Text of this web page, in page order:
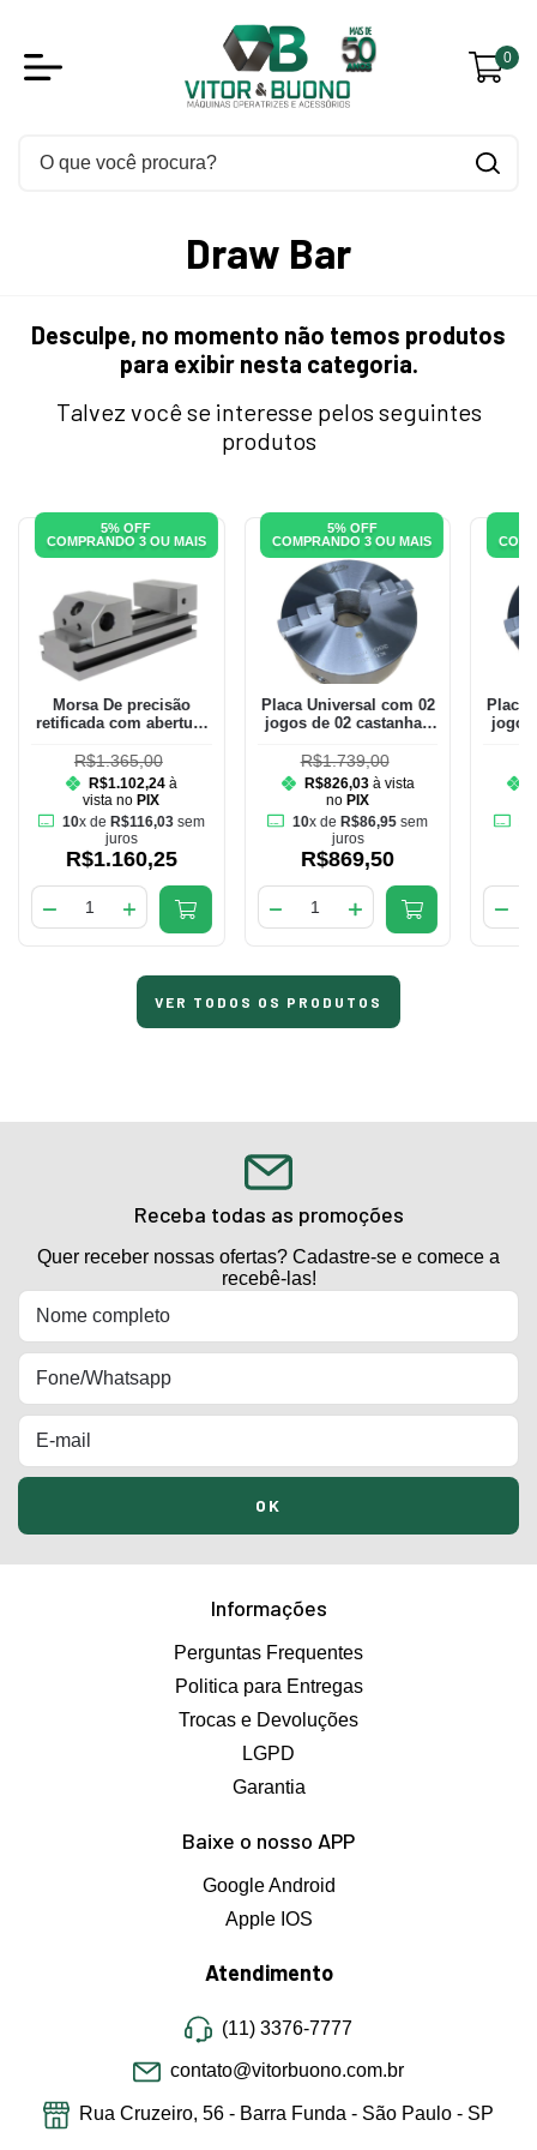
0
Draw Bar
Desculpe, no momento não temos produtos
para exibir nesta categoria.
Talvez você se interesse pelos seguintes
produtos
5% OFF
COMPRANDO 3 OU MAIS
Morsa De precisão
retificada com abertura
mordentes de 70mm
R$1.365,00
R$1.102,24 à
vista no PIX
10x de R$116,03 sem
juros
R$1.160,25
5% OFF
COMPRANDO 3 OU MAIS
Placa Universal com 02
jogos de 02 castanhas
R$1.739,00
R$826,03 à vista
no PIX
10x de R$86,95sem
juros
R$869,50
Placa
jogos
VER TODOS OS PRODUTOS
Receba todas as promoções
Quer receber nossas ofertas? Cadastre-se e comece a
recebê-las!
Informações
Perguntas Frequentes
Politica para Entregas
Trocas e Devoluções
LGPD
Garantia
Baixe o nosso APP
Google Android
Apple IOS
Atendimento
(11) 3376-7777
contato@vitorbuono.com.br
Rua Cruzeiro, 56 - Barra Funda - São Paulo - SP